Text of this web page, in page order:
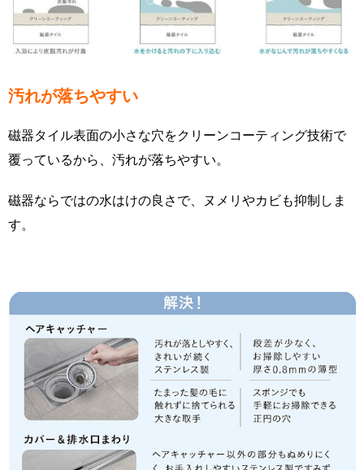
汚れが落ちやすい
磁器タイル表面の小さな穴をクリーンコーティング技術で
覆っているから、汚れが落ちやすい。
磁器ならではの水はけの良さで、ヌメリやカビも抑制しま
す。